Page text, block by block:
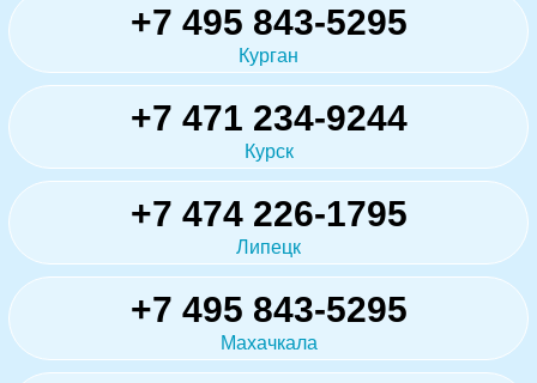
+7 495 843-5295
Курган
+7 471 234-9244
Курск
+7 474 226-1795
Липецк
+7 495 843-5295
Махачкала